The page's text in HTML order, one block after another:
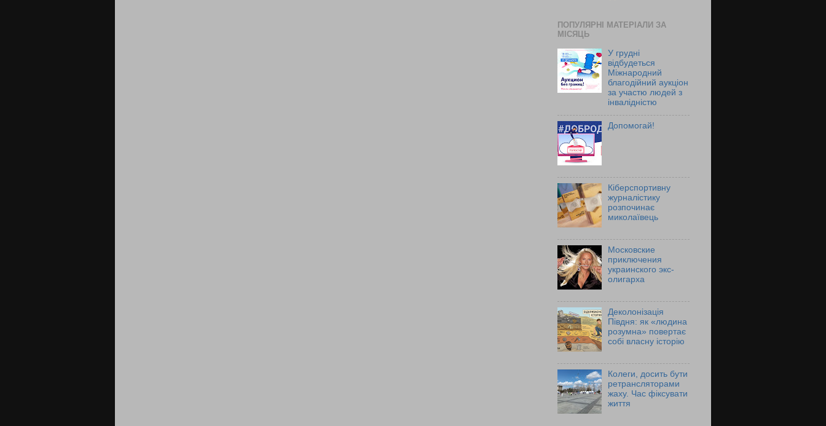
ПОПУЛЯРНІ МАТЕРІАЛИ ЗА
МІСЯЦЬ
У грудні
відбудеться
Міжнародний
благодійний аукціон
за участю людей з
інвалідністю
Допомогай!
Кіберспортивну
журналістику
розпочинає
миколаївець
Московские
приключения
украинского экс-
олигарха
Деколонізація
Півдня: як «людина
розумна» повертає
собі власну історію
Колеги, досить бути
ретрансляторами
жаху. Час фіксувати
життя